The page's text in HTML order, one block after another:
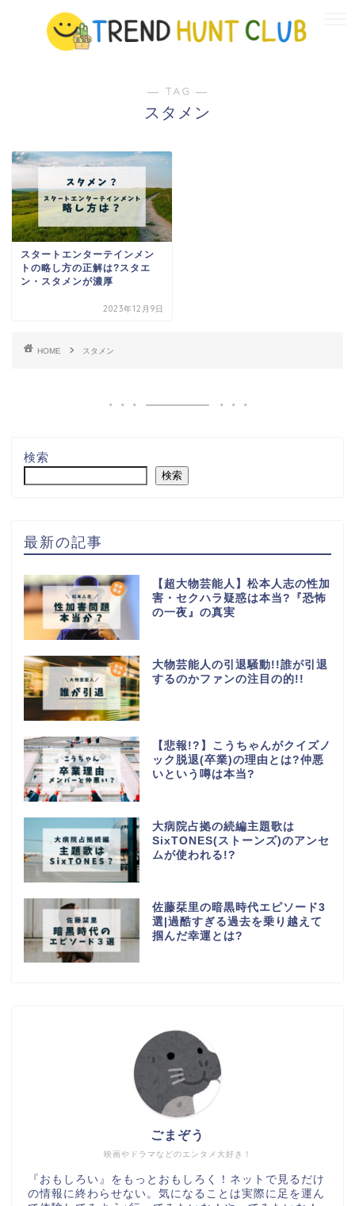
― TAG ―
スタメン
スタートエンターテインメン
トの略し方の正解は?スタエ
ン・スタメンが濃厚
2023年12月9日
HOME スタメン
検索
検索
最新の記事
【超大物芸能人】松本人志の性加
害・セクハラ疑惑は本当?『恐怖
の一夜』の真実
大物芸能人の引退騒動!!誰が引退
するのかファンの注目の的!!
【悲報!?】こうちゃんがクイズノ
ック脱退(卒業)の理由とは?仲悪
いという噂は本当?
大病院占拠の続編主題歌は
SixTONES(ストーンズ)のアンセ
ムが使われる!?
佐藤栞里の暗黒時代エピソード3
選|過酷すぎる過去を乗り越えて
掴んだ幸運とは?
映画やドラマなどのエンタメ大好き！
ごまぞう
『おもしろい』をもっとおもしろく！ネットで見るだけ
の情報に終わらせない。気になることは実際に足を運ん